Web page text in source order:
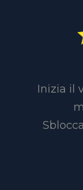
Inizia il